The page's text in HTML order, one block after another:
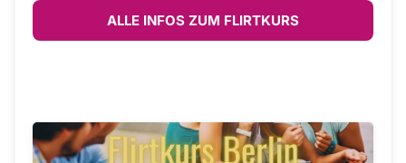
ALLE INFOS ZUM FLIRTKURS